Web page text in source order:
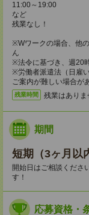
11:00～19:00
など
残業なし！
※Wワークの場合、他
ん
※法令に基づき、週20
※労働者派遣法（日雇
ご案内が難しい場合が
残業時間 残業はありま
期間
短期（3ヶ月以
開始日はご相談くだ
す！
応募資格・